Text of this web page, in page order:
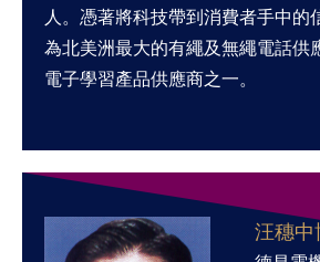
人。憑著將科技帶到消費者手中的
為北美洲最大的有繩及無繩電話供
電子學習產品供應商之一。
汪穗中